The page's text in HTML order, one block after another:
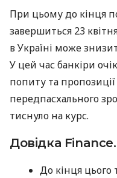
При цьому до кінця
завершиться 23
в Україні може
У цей час банкіри
попиту та
передпасхального
тиснуло на курс.
Довідка
До кінця